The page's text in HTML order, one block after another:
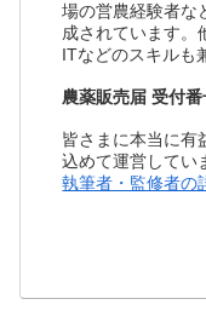
場の営農経験者な
成されています。
ITなどのスキルも
農薬販売届 受付
皆さまに本当に有
込めて運営してい
執筆者・監修者の